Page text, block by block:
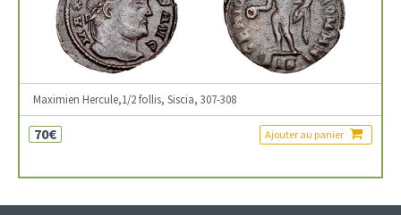
Maximien Hercule,1/2 follis, Siscia, 307-308
70€ Ajouter au panier